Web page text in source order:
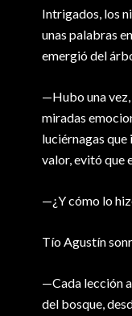
Intrigados, los
unas palabras
emergió del
—Hubo una
miradas
luciérnagas que
valor, evitó que
—¿Y cómo lo
Tío Agustín
—Cada lección
del bosque,